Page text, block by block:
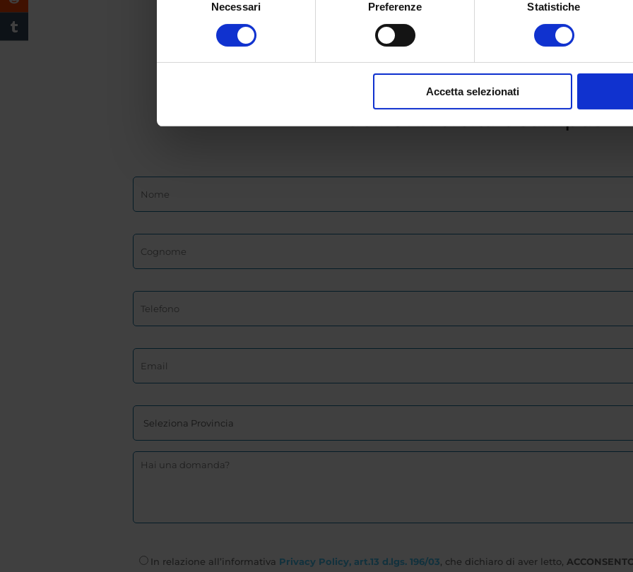
Necessari Preferenze Statistiche
Accetta selezionati
Compila il form e richiedi informazioni
dell’Università eCampus
In relazione all’informativa Privacy Policy, art.13 d.lgs. 196/03 , che dichiaro di aver letto,